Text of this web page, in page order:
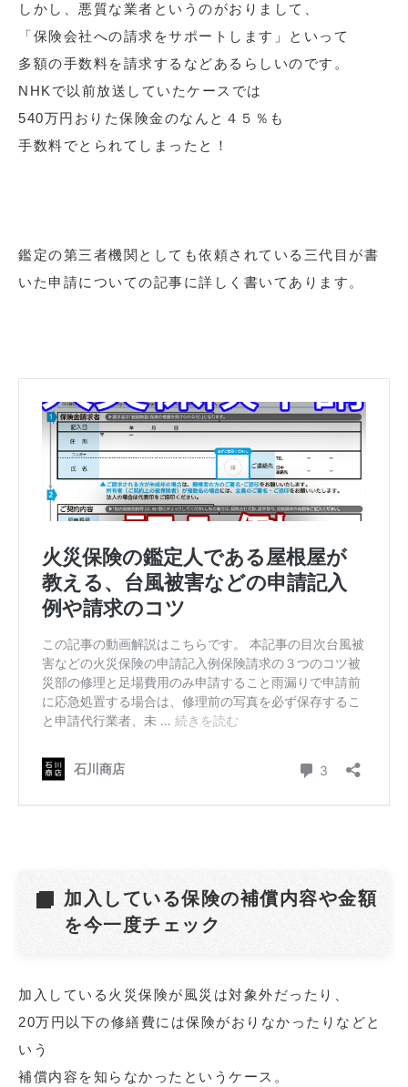
しかし、悪質な業者というのがおりまして、
「保険会社への請求をサポートします」といって
多額の手数料を請求するなどあるらしいのです。
NHKで以前放送していたケースでは
540万円おりた保険金のなんと４５％も
手数料でとられてしまったと！
鑑定の第三者機関としても依頼されている三代目が書
いた申請についての記事に詳しく書いてあります。
加入している保険の補償内容や金額
を今一度チェック
加入している火災保険が風災は対象外だったり、
20万円以下の修繕費には保険がおりなかったりなどと
いう
補償内容を知らなかったというケース。